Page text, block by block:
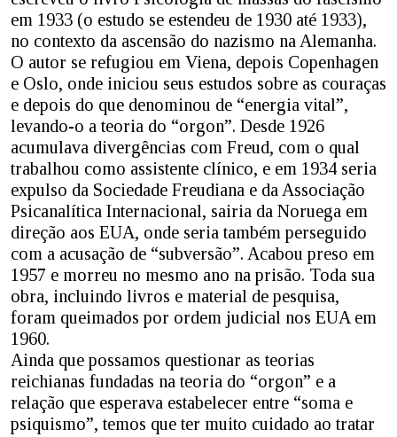
em 1933 (o estudo se estendeu de 1930 até 1933),
no contexto da ascensão do nazismo na Alemanha.
O autor se refugiou em Viena, depois Copenhagen
e Oslo, onde iniciou seus estudos sobre as couraças
e depois do que denominou de “energia vital”,
levando-o a teoria do “orgon”. Desde 1926
acumulava divergências com Freud, com o qual
trabalhou como assistente clínico, e em 1934 seria
expulso da Sociedade Freudiana e da Associação
Psicanalítica Internacional, sairia da Noruega em
direção aos EUA, onde seria também perseguido
com a acusação de “subversão”. Acabou preso em
1957 e morreu no mesmo ano na prisão. Toda sua
obra, incluindo livros e material de pesquisa,
foram queimados por ordem judicial nos EUA em
1960.
Ainda que possamos questionar as teorias
reichianas fundadas na teoria do “orgon” e a
relação que esperava estabelecer entre “soma e
psiquismo”, temos que ter muito cuidado ao tratar